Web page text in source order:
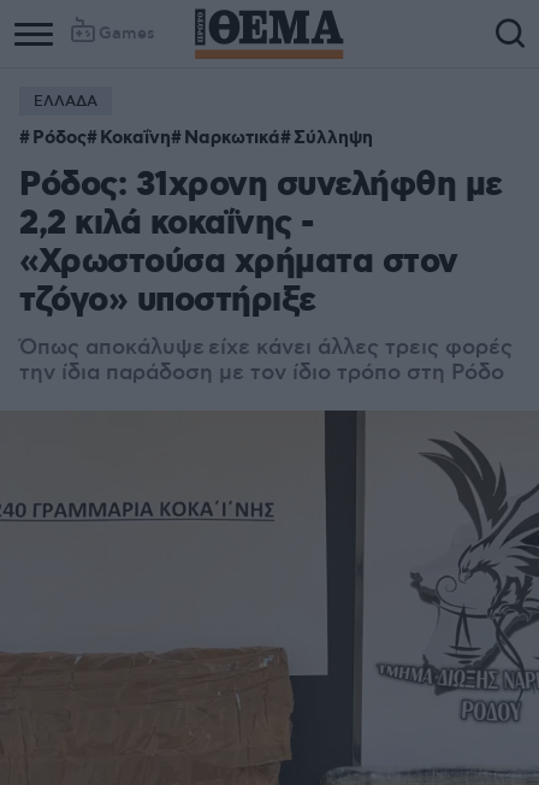
Games
Column
1
Column
2
ΕΛΛΑΔΑ
Ρόδος Κοκαΐνη Ναρκωτικά Σύλληψη
Ρόδος: 31χρονη συνελήφθη με
2,2 κιλά κοκαΐνης -
«Χρωστούσα χρήματα στον
τζόγο» υποστήριξε
Όπως αποκάλυψε είχε κάνει άλλες τρεις φορές
την ίδια παράδοση με τον ίδιο τρόπο στη Ρόδο